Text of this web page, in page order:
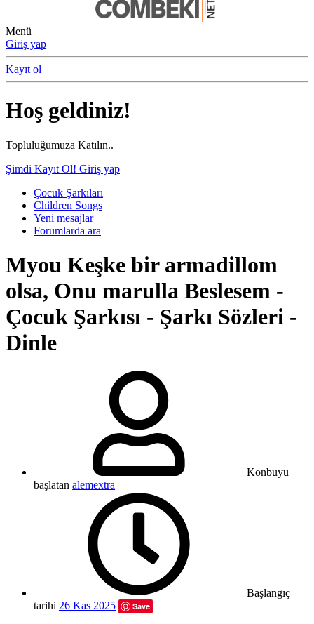
Menü
Giriş yap
Kayıt ol
Hoş geldiniz!
Topluluğumuza Katılın..
Şimdi Kayıt Ol! Giriş yap
Çocuk Şarkıları
Children Songs
Yeni mesajlar
Forumlarda ara
Myou Keşke bir armadillom
olsa, Onu marulla Beslesem -
Çocuk Şarkısı - Şarkı Sözleri -
Dinle
Konbuyu
başlatan alemextra
Başlangıç
tarihi 26 Kas 2025 Save